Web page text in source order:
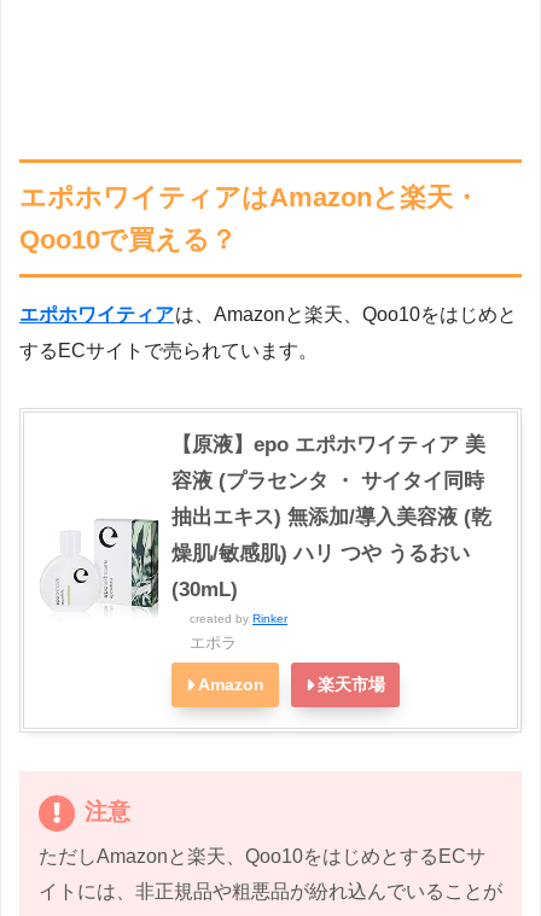
エポホワイティアはAmazonと楽天・
Qoo10で買える？
エポホワイティアは、Amazonと楽天、Qoo10をはじめと
するECサイトで売られています。
【原液】epo エポホワイティア 美
容液 (プラセンタ ・ サイタイ同時
抽出エキス) 無添加/導入美容液 (乾
燥肌/敏感肌) ハリ つや うるおい
(30mL)
created by Rinker
エポラ
Amazon 楽天市場
注意
ただしAmazonと楽天、Qoo10をはじめとするECサ
イトには、非正規品や粗悪品が紛れ込んでいることが